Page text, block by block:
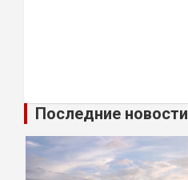
Последние новости